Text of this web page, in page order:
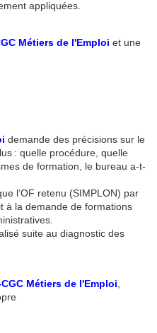
appliquées.
Métiers de l'Emploi et une
demande des précisions sur le
: quelle procédure, quelle
de formation, le bureau a-t-
l’OF retenu (SIMPLON) par
à la demande de formations
suite au diagnostic des
CGC Métiers de l'Emploi